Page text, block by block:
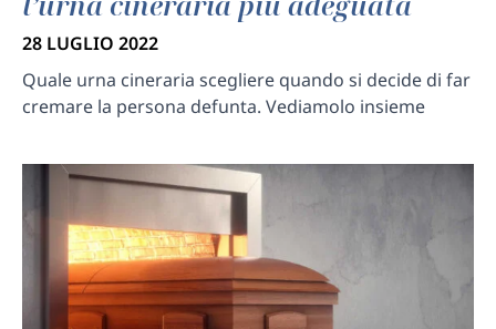
28 LUGLIO 2022
Quale urna cineraria scegliere quando si decide di far
cremare la persona defunta. Vediamolo insieme